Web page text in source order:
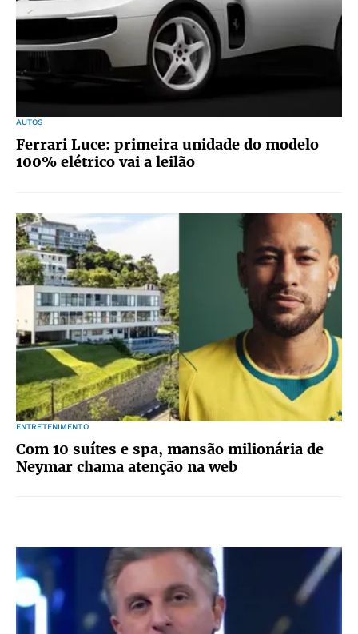
AUTOS
Ferrari Luce: primeira unidade do modelo
100% elétrico vai a leilão
ENTRETENIMENTO
Com 10 suítes e spa, mansão milionária de
Neymar chama atenção na web